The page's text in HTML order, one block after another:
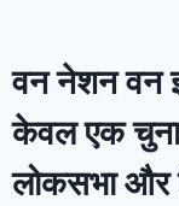
वन नेशन वन
केवल एक
लोकसभा और